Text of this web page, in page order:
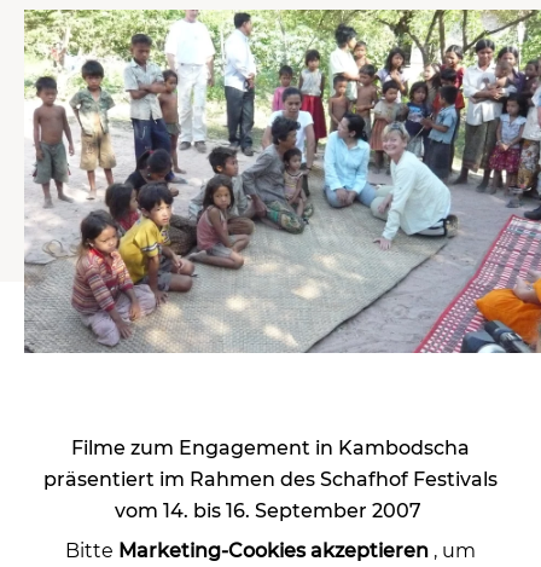
Filme zum Engagement in Kambodscha
präsentiert im Rahmen des Schafhof Festivals
vom 14. bis 16. September 2007
Bitte Marketing-Cookies akzeptieren , um